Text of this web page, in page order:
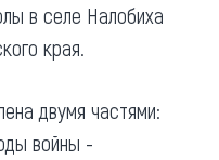
в селе Налобиха
края.
двумя частями:
войны -